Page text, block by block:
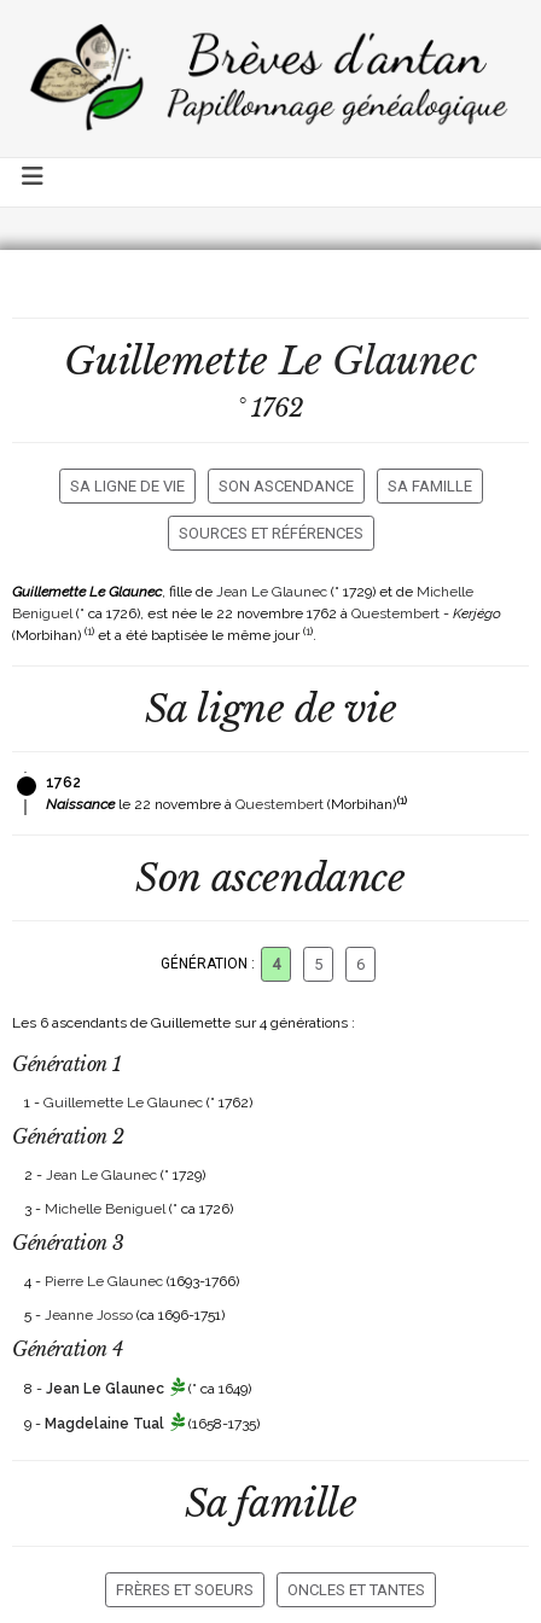
GuillemetteLe Glaunec
° 1762
SA LIGNE DE VIE SON ASCENDANCE SA FAMILLE
SOURCES ET RÉFÉRENCES
Guillemette Le Glaunec, fille de Jean Le Glaunec (° 1729) et de Michelle
Beniguel(° ca 1726), est née le 22 novembre 1762 à Questembert - Kerjégo
(Morbihan) (1) et a été baptisée le même jour (1).
Sa ligne de vie
1762
Naissancele 22 novembre à Questembert (Morbihan)(1)
Son ascendance
GÉNÉRATION : 4 5 6
Les 6 ascendants de Guillemette sur 4 générations :
Génération 1
1 - Guillemette Le Glaunec (° 1762)
Génération 2
2 - Jean Le Glaunec (° 1729)
3 - Michelle Beniguel(° ca 1726)
Génération 3
4 - Pierre Le Glaunec (1693-1766)
5 - Jeanne Josso (ca 1696-1751)
Génération 4
8 - Jean Le Glaunec (° ca 1649)
9 - Magdelaine Tual (1658-1735)
Sa famille
FRÈRES ET SOEURS ONCLES ET TANTES